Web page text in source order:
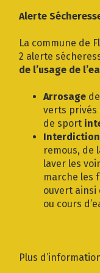
Alerte
La commune de
2 alerte
de l’usage de
Arrosage
verts privés
de sport
Interdiction
remous, de
laver les
marche les
ouvert ainsi
ou cours
Plus